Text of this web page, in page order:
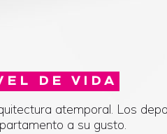
DE VIDA
atemporal. Los
a su gusto.